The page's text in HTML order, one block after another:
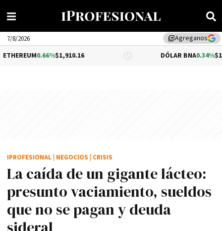
library_addAgreganos
7/8/2026
$1,910.16 DÓLAR BNA 0.34%$1,520.00
La caída de un gigante lácteo:
presunto vaciamiento, sueldos
que no se pagan y deuda
IPROFESIONAL NEGOCIOS CRISIS